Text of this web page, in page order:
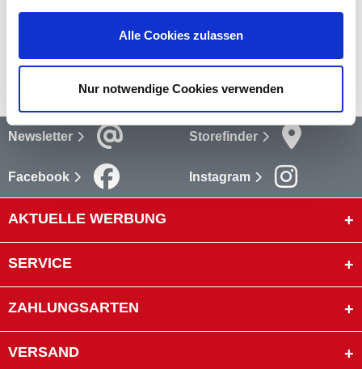
Alle Cookies zulassen
Nur notwendige Cookies verwenden
Newsletter Storefinder
Facebook Instagram
AKTUELLE WERBUNG
SERVICE
ZAHLUNGSARTEN
VERSAND